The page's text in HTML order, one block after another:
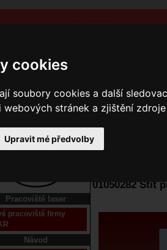
cookies
soubory cookies a další
webových stránek a zjištění
Upravit mé předvolby
Domů Kontakty
Pracoviště laser
pracoviště firmy
Návod
01050282 Štít